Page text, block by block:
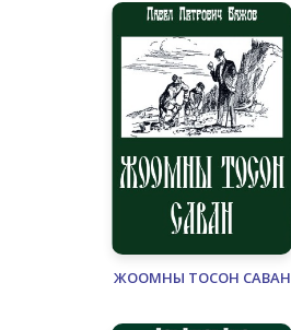
ЖООМНЫ ТОСОН САВАН